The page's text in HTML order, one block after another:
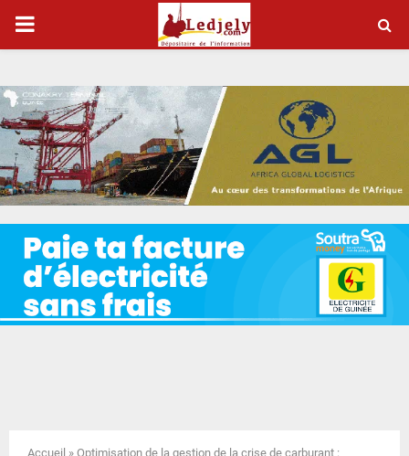
P
I
M
A
R
Y
Accueil » Optimisation de la gestion de la crise de carburant :